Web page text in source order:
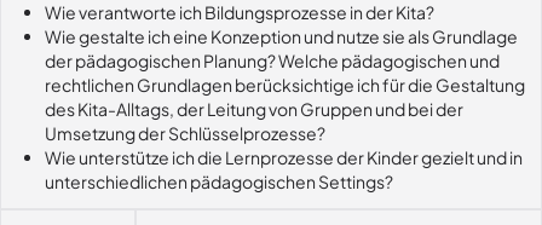
Wie verantworte ich Bildungsprozesse in der Kita?
Wie gestalte ich eine Konzeption und nutze sie als Grundlage
der pädagogischen Planung? Welche pädagogischen und
rechtlichen Grundlagen berücksichtige ich für die Gestaltung
des Kita-Alltags, der Leitung von Gruppen und bei der
Umsetzung der Schlüsselprozesse?
Wie unterstütze ich die Lernprozesse der Kinder gezielt und in
unterschiedlichen pädagogischen Settings?